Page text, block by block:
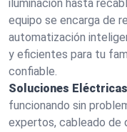
iluminación hasta
equipo se encarga de
automatización
y eficientes para tu
confiable.
Soluciones
funcionando sin
expertos, cableado de